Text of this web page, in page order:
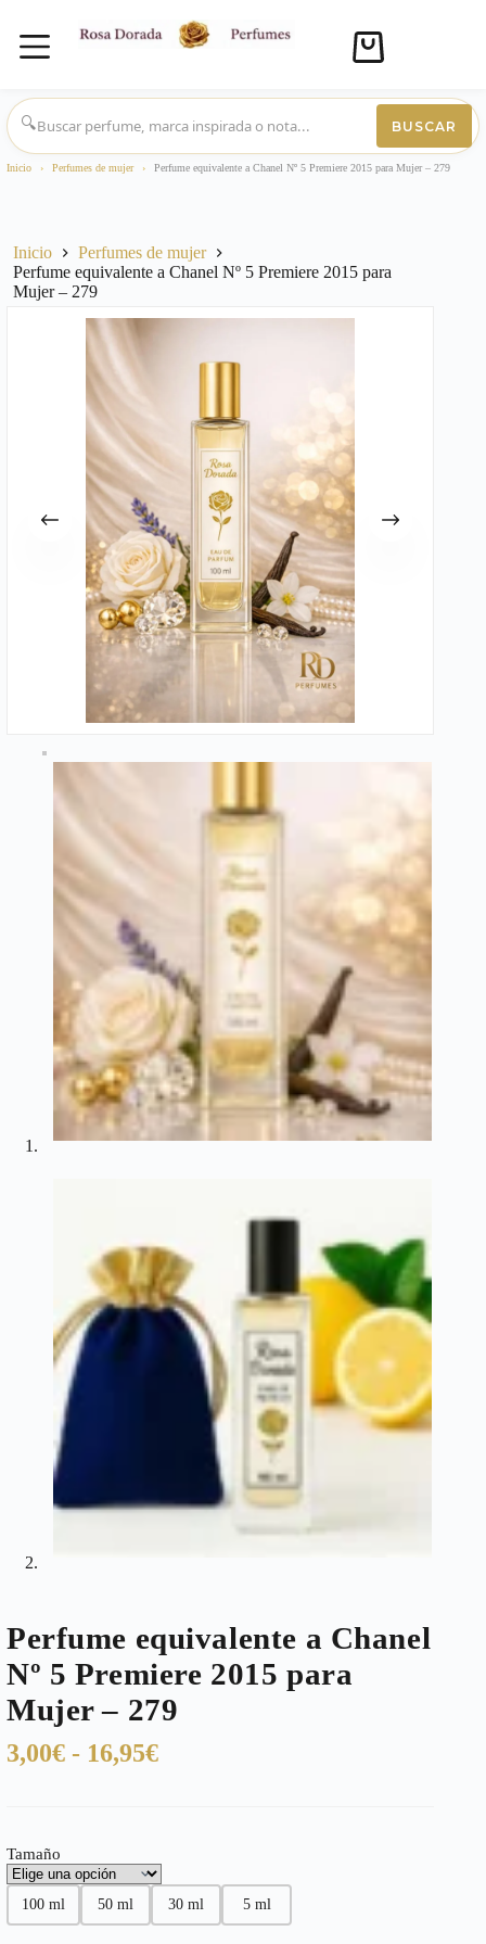
Saltar
al
contenido
Carro
compra
🔍
BUSCAR
Inicio › Perfumes de mujer › Perfume equivalente a Chanel Nº 5 Premiere 2015 para Mujer – 279
Inicio
Perfumes de mujer
Perfume equivalente a Chanel Nº 5 Premiere 2015 para
Mujer – 279
Perfume equivalente a Chanel
Nº 5 Premiere 2015 para
Mujer – 279
3,00€ - 16,95€Rango
3,00€
hasta
16,95€
Tamaño
100 ml 50 ml 30 ml 5 ml